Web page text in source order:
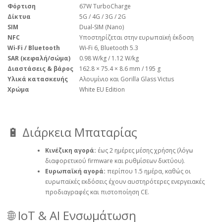
Φόρτιση
67W TurboCharge
Δίκτυα
5G / 4G / 3G / 2G
SIM
Dual‑SIM (Nano)
NFC
Υποστηρίζεται στην ευρωπαϊκή έκδοση
Wi‑Fi / Bluetooth
Wi‑Fi 6, Bluetooth 5.3
SAR (κεφαλή/σώμα)
0.98 W/kg / 1.12 W/kg
Διαστάσεις & βάρος
162.8 × 75.4 × 8.6 mm / 195 g
Υλικά κατασκευής
Αλουμίνιο και Gorilla Glass Victus
Χρώμα
White EU Edition
🔋 Διάρκεια Μπαταρίας
Κινέζικη αγορά: έως 2 ημέρες μέσης χρήσης (λόγω
διαφορετικού firmware και ρυθμίσεων δικτύου).
Ευρωπαϊκή αγορά: περίπου 1.5 ημέρα, καθώς οι
ευρωπαϊκές εκδόσεις έχουν αυστηρότερες ενεργειακές
προδιαγραφές και πιστοποίηση CE.
🌐 IoT & AI Ενσωμάτωση